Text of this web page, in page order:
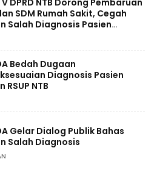
SDM Rumah Sakit, Cegah
Salah Diagnosis Pasien
Bima-Dompu
Bedah Dugaan
Diagnosis Pasien
RSUP NTB
Gelar Dialog Publik Bahas
Salah Diagnosis